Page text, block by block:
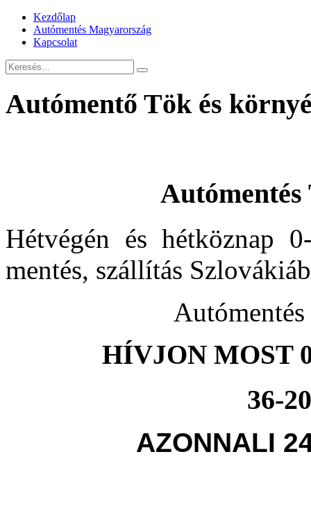
Kezdőlap
Autómentés Magyarország
Kapcsolat
Autómentő Tök és
Hétvégén és hétköznap
mentés, szállítás
HÍVJON MOST
36-
AZONNALI